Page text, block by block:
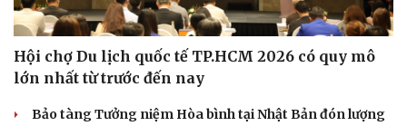
Săn Tour
check-in
Đọc truyện đêm khuya
Cửa sổ tình yêu
Kể chuyện cho bé
Hạt giống tâm hồn
Hội chợ Du lịch quốc tế TP.HCM 2026 có quy mô
lớn nhất từ trước đến nay
Bảo tàng Tưởng niệm Hòa bình tại Nhật Bản đón lượng